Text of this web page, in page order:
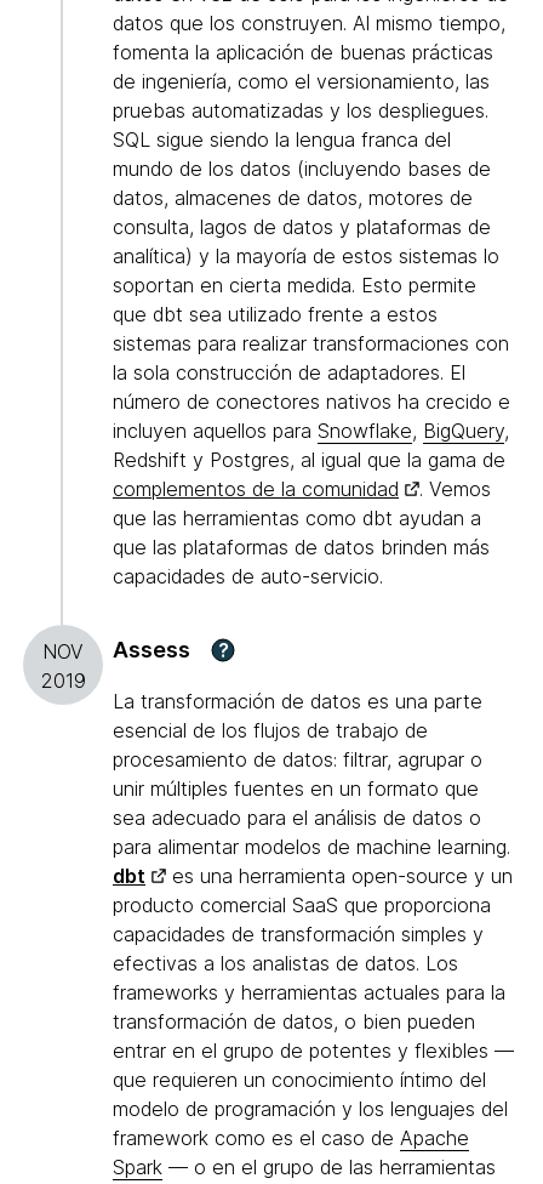
datos que los construyen. Al mismo tiempo,
fomenta la aplicación de buenas prácticas
de ingeniería, como el versionamiento, las
pruebas automatizadas y los despliegues.
SQL sigue siendo la lengua franca del
mundo de los datos (incluyendo bases de
datos, almacenes de datos, motores de
consulta, lagos de datos y plataformas de
analítica) y la mayoría de estos sistemas lo
soportan en cierta medida. Esto permite
que dbt sea utilizado frente a estos
sistemas para realizar transformaciones con
la sola construcción de adaptadores. El
número de conectores nativos ha crecido e
incluyen aquellos para Snowflake, BigQuery,
Redshift y Postgres, al igual que la gama de
complementos de la comunidad
. Vemos
que las herramientas como dbt ayudan a
que las plataformas de datos brinden más
capacidades de auto-servicio.
NOV
2019
Assess ?
La transformación de datos es una parte
esencial de los flujos de trabajo de
procesamiento de datos: filtrar, agrupar o
unir múltiples fuentes en un formato que
sea adecuado para el análisis de datos o
para alimentar modelos de machine learning.
dbt
es una herramienta open-source y un
producto comercial SaaS que proporciona
capacidades de transformación simples y
efectivas a los analistas de datos. Los
frameworks y herramientas actuales para la
transformación de datos, o bien pueden
entrar en el grupo de potentes y flexibles —
que requieren un conocimiento íntimo del
modelo de programación y los lenguajes del
framework como es el caso de Apache
Spark — o en el grupo de las herramientas